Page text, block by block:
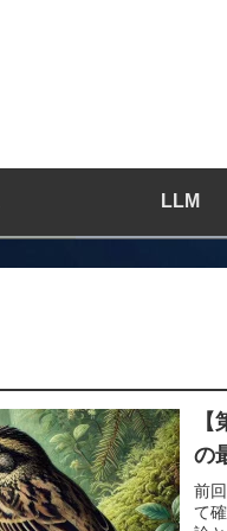
LLM
の
前
て